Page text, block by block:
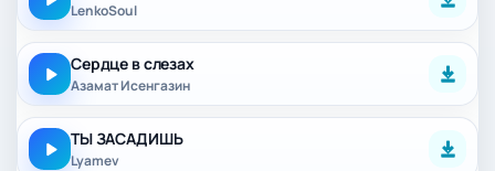
LenkoSoul
Сердце в слезах
Азамат Исенгазин
ТЫ ЗАСАДИШЬ
Lyamev